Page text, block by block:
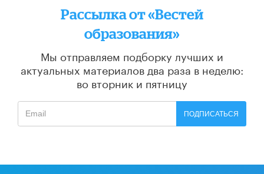
Рассылка от «Вестей
образования»
Мы отправляем подборку лучших и
актуальных материалов два раза в неделю:
во вторник и пятницу
ПОДПИСАТЬСЯ